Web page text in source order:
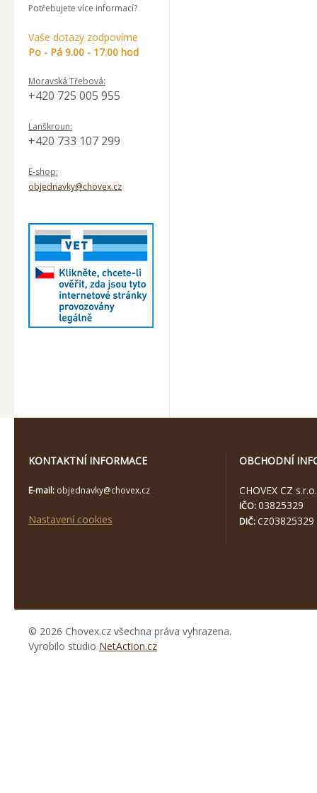
Potřebujete více informací?
Vaše dotazy zodpovíme
Po - Pá 9.00 - 17.00 hod
Moravská Třebová:
+420 725 005 955
Lanškroun:
+420 733 107 299
E-shop:
objednavky@chovex.cz
KONTAKTNÍ INFORMACE
E-mail: objednavky@chovex.cz
Nastavení cookies
OBCHODNÍ
CHOVEX CZ s.r.o.
IČO:03825329
DIČ: CZ03825329
© 2026 Chovex.cz všechna práva vyhrazena.
Vyrobilo studio NetAction.cz